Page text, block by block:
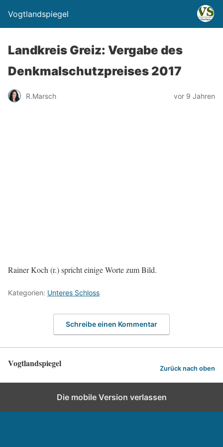
Vogtlandspiegel
Landkreis Greiz: Vergabe des
Denkmalschutzpreises 2017
R.Marsch vor 9 Jahren
Rainer Koch (r.) spricht einige Worte zum Bild.
Kategorien: Unteres Schloss
Schreibe einen Kommentar
Vogtlandspiegel Zurück nach oben
Die mobile Version verlassen